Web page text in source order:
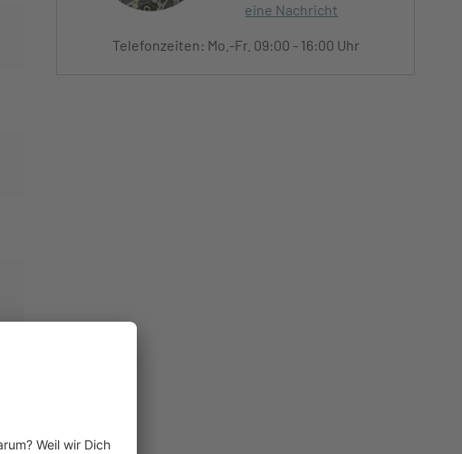
eine Nachricht
Telefonzeiten: Mo.-Fr. 09:00 - 16:00 Uhr